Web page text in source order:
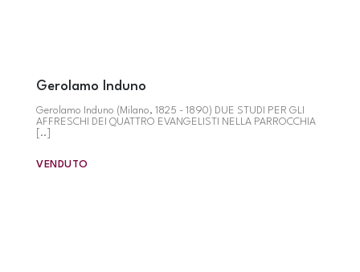
Gerolamo Induno
Gerolamo Induno (Milano, 1825 - 1890) DUE STUDI PER GLI
AFFRESCHI DEI QUATTRO EVANGELISTI NELLA PARROCCHIA
[..]
VENDUTO